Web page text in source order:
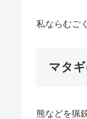
私ならむご
マタ
熊などを猟